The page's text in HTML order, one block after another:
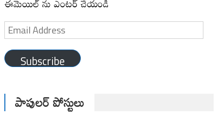
Email
Address
Subscribe
పాపులర్ పోస్టులు